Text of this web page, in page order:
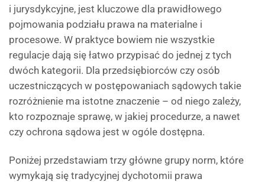
i jurysdykcyjne, jest kluczowe dla prawidłowego
pojmowania podziału prawa na materialne i
procesowe. W praktyce bowiem nie wszystkie
regulacje dają się łatwo przypisać do jednej z tych
dwóch kategorii. Dla przedsiębiorców czy osób
uczestniczących w postępowaniach sądowych takie
rozróżnienie ma istotne znaczenie – od niego zależy,
kto rozpoznaje sprawę, w jakiej procedurze, a nawet
czy ochrona sądowa jest w ogóle dostępna.
Poniżej przedstawiam trzy główne grupy norm, które
wymykają się tradycyjnej dychotomii prawa